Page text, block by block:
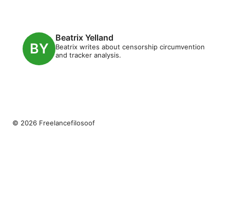
Beatrix Yelland
Beatrix writes about censorship circumvention
and tracker analysis.
© 2026 Freelancefilosoof